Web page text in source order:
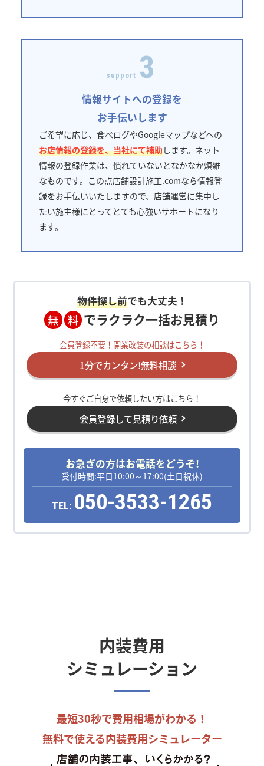
support 3
情報サイトへの登録を
お手伝いします
ご希望に応じ、食べログやGoogleマップなどへの
お店情報の登録を、当社にて補助します。ネット
情報の登録作業は、慣れていないとなかなか煩雑
なものです。この点店舗設計施工.comなら情報登
録をお手伝いいたしますので、店舗運営に集中し
たい施主様にとってとても心強いサポートになり
ます。
物件探し前でも大丈夫！
無 料 でラクラク一括お見積り
会員登録不要！開業改装の相談はこちら！
1分でカンタン!無料相談
今すぐご自身で依頼したい方はこちら！
会員登録して見積り依頼
お急ぎの方はお電話をどうぞ!
受付時間:平日10:00～17:00(土日祝休)
TEL: 050-3533-1265
内装費用
シミュレーション
最短30秒で費用相場がわかる！
無料で使える内装費用シミュレーター